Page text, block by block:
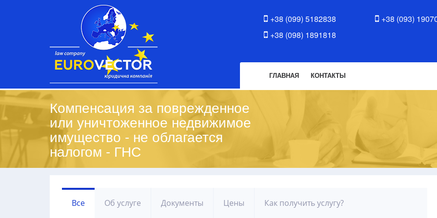
+38 (099) 5182838
+38 (098) 1891818
+38 (093)
ГЛАВНАЯ КОНТАКТЫ
Компенсация за поврежденное
или уничтоженное недвижимое
имущество - не облагается
налогом - ГНС
Все Об услуге Документы Цены Как получить услугу?